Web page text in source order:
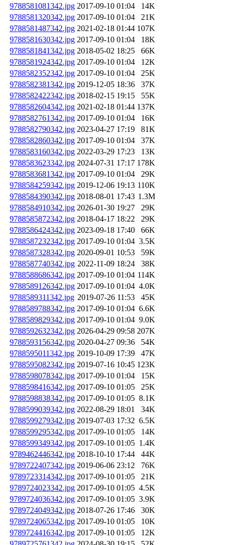
9788581081342.jpg 2017-09-10 01:04
14K
9788581320342.jpg 2017-09-10 01:04
21K
9788581487342.jpg 2021-02-18 01:44 107K
9788581630342.jpg 2017-09-10 01:04
18K
9788581841342.jpg 2018-05-02 18:25
66K
9788581924342.jpg 2017-09-10 01:04
12K
9788582352342.jpg 2017-09-10 01:04
25K
9788582381342.jpg 2019-12-05 18:36
37K
9788582422342.jpg 2018-02-15 19:15
55K
9788582604342.jpg 2021-02-18 01:44 137K
9788582761342.jpg 2017-09-10 01:04
16K
9788582790342.jpg 2023-04-27 17:19
81K
9788582860342.jpg 2017-09-10 01:04
37K
9788583160342.jpg 2022-03-29 17:23
13K
9788583623342.jpg 2024-07-31 17:17 178K
9788583681342.jpg 2017-09-10 01:04
29K
9788584259342.jpg 2019-12-06 19:13 110K
9788584390342.jpg 2018-08-01 17:43 1.3M
9788584910342.jpg 2026-01-30 19:27
29K
9788585872342.jpg 2018-04-17 18:22
29K
9788586424342.jpg 2023-09-18 17:40
66K
9788587232342.jpg 2017-09-10 01:04 3.5K
9788587328342.jpg 2020-09-01 10:53
59K
9788587740342.jpg 2022-11-09 18:24
38K
9788588686342.jpg 2017-09-10 01:04 114K
9788589126342.jpg 2017-09-10 01:04 4.0K
9788589311342.jpg 2019-07-26 11:53
45K
9788589788342.jpg 2017-09-10 01:04 6.6K
9788589829342.jpg 2017-09-10 01:04 9.0K
9788592632342.jpg 2026-04-29 09:58 207K
9788593156342.jpg 2020-04-27 09:36
54K
9788595011342.jpg 2019-10-09 17:39
47K
9788595082342.jpg 2019-07-16 10:45 123K
9788598078342.jpg 2017-09-10 01:04
15K
9788598416342.jpg 2017-09-10 01:05
25K
9788598838342.jpg 2017-09-10 01:05 8.1K
9788599039342.jpg 2022-08-29 18:01
34K
9788599279342.jpg 2019-07-03 17:32 6.5K
9788599295342.jpg 2017-09-10 01:05
14K
9788599349342.jpg 2017-09-10 01:05 1.4K
9789462446342.jpg 2018-10-10 17:44
44K
9789722407342.jpg 2019-06-06 23:12
76K
9789723314342.jpg 2017-09-10 01:05
21K
9789724023342.jpg 2017-09-10 01:05 4.5K
9789724036342.jpg 2017-09-10 01:05 3.9K
9789724049342.jpg 2018-07-26 17:46
30K
9789724065342.jpg 2017-09-10 01:05
10K
9789724416342.jpg 2017-09-10 01:05
12K